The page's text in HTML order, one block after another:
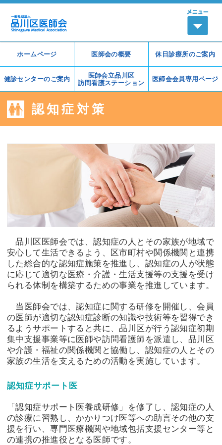
ホームページ 医師会の概要 休日診療所のご案内
健診センターのご案内
医師会立品川区
訪問看護ステーション
医師会会員専用ページ
認知症対策
品川区医師会では、認知症の人とその家族が地域で
安心して生活できるよう、区市町村や関係機関と連携
した総合的な認知症施策を推進し、認知症の人が状態
に応じて適切な医療・介護・生活支援等の支援を受け
られる体制を構築するための事業を推進しています。
当医師会では、認知症に関する研修を開催し、会員
の医師が適切な認知症診断の知識や技術等を習得でき
るようサポートすると共に、品川区が行う認知症初期
集中支援事業等に医師や訪問看護師を派遣し、品川区
や介護・福祉の関係機関と協働し、認知症の人とその
家族の生活を支えるための活動を実施しています。
認知症サポート医
「認知症サポート医養成研修」を修了し、認知症の人
の診療に習熟し、かかりつけ医等への助言その他の支
援を行い、専門医療機関や地域包括支援センター等と
の連携の推進役となる医師です。